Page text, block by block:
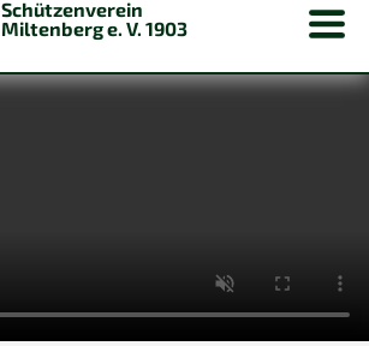
Schützenverein
Miltenberg e. V. 1903